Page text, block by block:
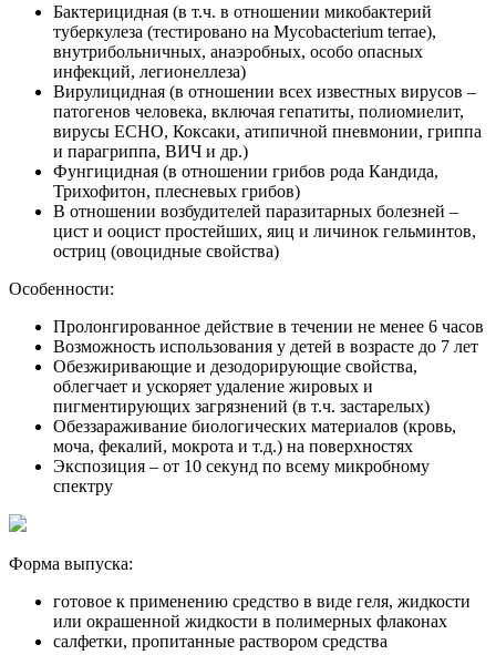
Бактерицидная (в т.ч. в отношении микобактерий
туберкулеза (тестировано на Mycobacterium terrae),
внутрибольничных, анаэробных, особо опасных
инфекций, легионеллеза)
Вирулицидная (в отношении всех известных вирусов –
патогенов человека, включая гепатиты, полиомиелит,
вирусы ЕСНО, Коксаки, атипичной пневмонии, гриппа
и парагриппа, ВИЧ и др.)
Фунгицидная (в отношении грибов рода Кандида,
Трихофитон, плесневых грибов)
В отношении возбудителей паразитарных болезней –
цист и ооцист простейших, яиц и личинок гельминтов,
остриц (овоцидные свойства)
Особенности:
Пролонгированное действие в течении не менее 6 часов
Возможность использования у детей в возрасте до 7 лет
Обезжиривающие и дезодорирующие свойства,
облегчает и ускоряет удаление жировых и
пигментирующих загрязнений (в т.ч. застарелых)
Обеззараживание биологических материалов (кровь,
моча, фекалий, мокрота и т.д.) на поверхностях
Экспозиция – от 10 секунд по всему микробному
спектру
Форма выпуска:
готовое к применению средство в виде геля, жидкости
или окрашенной жидкости в полимерных флаконах
салфетки, пропитанные раствором средства